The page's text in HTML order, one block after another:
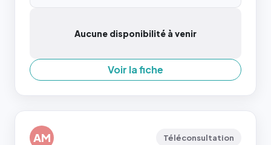
Aucune disponibilité à venir
Voir la fiche
AM Téléconsultation